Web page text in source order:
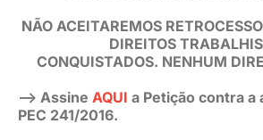
NÃO ACEITAREMOS
DIREITOS
CONQUISTADOS. NENHUM
–> Assine AQUI a Petição contra a
PEC 241/2016.